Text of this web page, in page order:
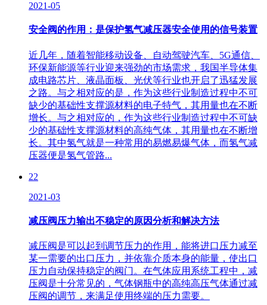
2021-05
安全阀的作用：是保护氢气减压器安全使用的信号装置
近几年，随着智能移动设备、自动驾驶汽车、5G通信、
环保新能源等行业迎来强劲的市场需求，我国半导体集
成电路芯片、液晶面板、光伏等行业也开启了迅猛发展
之路。与之相对应的是，作为这些行业制造过程中不可
缺少的基础性支撑源材料的电子特气，其用量也在不断
增长。与之相对应的，作为这些行业制造过程中不可缺
少的基础性支撑源材料的高纯气体，其用量也在不断增
长。其中氢气就是一种常用的易燃易爆气体，而氢气减
压器便是氢气管路...
22
2021-03
减压阀压力输出不稳定的原因分析和解决方法
减压阀是可以起到调节压力的作用，能将进口压力减至
某一需要的出口压力，并依靠介质本身的能量，使出口
压力自动保持稳定的阀门。在气体应用系统工程中，减
压阀是十分常见的，气体钢瓶中的高纯高压气体通过减
压阀的调节，来满足使用终端的压力需要。